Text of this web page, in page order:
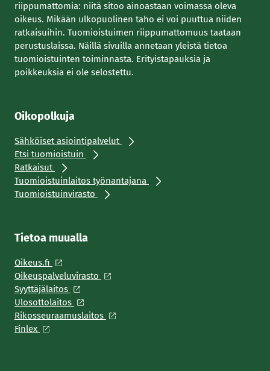
riippumattomia: niitä sitoo ainoastaan voimassa oleva
oikeus. Mikään ulkopuolinen taho ei voi puuttua niiden
ratkaisuihin. Tuomioistuimen riippumattomuus taataan
perustuslaissa. Näillä sivuilla annetaan yleistä tietoa
tuomioistuinten toiminnasta. Erityistapauksia ja
poikkeuksia ei ole selostettu.
Oikopolkuja
Sähköiset asiointipalvelut
Etsi tuomioistuin
Ratkaisut
Tuomioistuinlaitos työnantajana
Tuomioistuinvirasto
Tietoa muualla
Oikeus.fi
Oikeuspalveluvirasto
Syyttäjälaitos
Ulosottolaitos
Rikosseuraamuslaitos
Finlex